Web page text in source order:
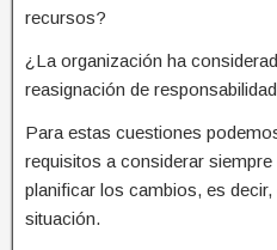
recursos?
¿La organización ha
reasignación de
Para estas cuestiones
requisitos a considerar
planificar los cambios, es
situación.